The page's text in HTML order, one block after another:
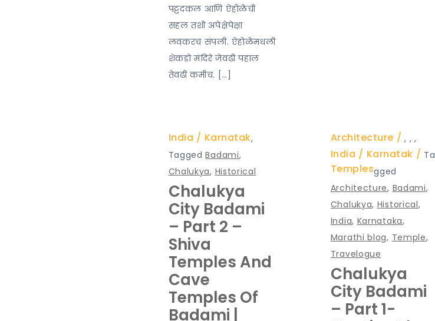
पट्टदकल आणि ऐहोळेची
सहल तशी अपेक्षेपेक्षा
लवकरच संपली. ऐहोळेमधली
शेकडो मंदिरे जेवढी पहाल
तेवढी कमीच. […]
India ,
Karnatak
TaggedBadami,
Chalukya, Historical
Chalukya
City Badami
– Part 2 –
Shiva
Temples And
Cave
Temples Of
Badami |
Architecture ,
India
,
Karnatak
,
Temples
Ta
gged
Architecture, Badami,
Chalukya, Historical,
India, Karnataka,
Marathi blog, Temple,
Travelogue
Chalukya
City Badami
– Part 1-